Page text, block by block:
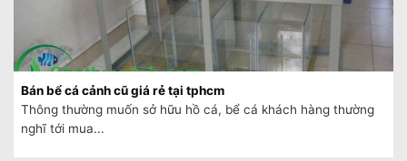
Bán bể cá cảnh cũ giá rẻ tại tphcm
Thông thường muốn sở hữu hồ cá, bể cá khách hàng thường
nghĩ tới mua...